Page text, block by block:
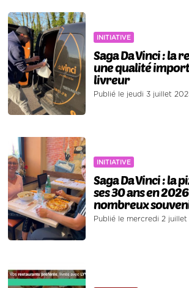
INITIATIVE
Saga Da Vinci : la
une qualité
livreur
Publié le jeudi 3 juillet
INITIATIVE
Saga Da Vinci : la
ses 30 ans en
nombreux
Publié le mercredi 2 juillet